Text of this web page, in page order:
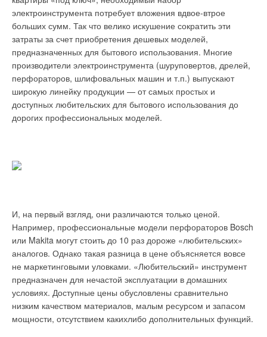
электроинструмента потребует вложения вдвое-втрое
больших сумм. Так что велико искушение сократить эти
затраты за счет приобретения дешевых моделей,
предназначенных для бытового использования. Многие
производители электроинструмента (шуруповертов, дрелей,
перфораторов, шлифовальных машин и т.п.) выпускают
широкую линейку продукции — от самых простых и
доступных любительских для бытового использования до
дорогих профессиональных моделей.
И, на первый взгляд, они различаются только ценой.
Например, профессиональные модели перфораторов Bosch
или Makita могут стоить до 10 раз дороже «любительских»
аналогов. Однако такая разница в цене объясняется вовсе
не маркетинговыми уловками. «Любительский» инструмент
предназначен для нечастой эксплуатации в домашних
условиях. Доступные цены обусловлены сравнительно
низким качеством материалов, малым ресурсом и запасом
мощности, отсутствием какихлибо дополнительных функций.
обеспечивая минимальные затраты на электропотребление
и техническое обслуживание. Поэтому они широко
применяются не только в новом строительстве, но и при
реконструкции и модернизации уже существующих систем.
Например, в аэропорту «Кольцово» (город Екатеринбург)
устаревшее канализационное оборудование было заменено
на КНС Grundfos с резервуаром из стеклопластика,
укомплектованную насосами типа SV.
Станция установлена на магистральном коллекторе и служит
После замены оборудования существенно сократились
затраты на электроэнергию — это связано с тем, что
Благодаря современному оборудованию можно решить
любые проблемы, возникающие в процессе возведения
новых объектов и при реконструкции уже существующих. На
рассмотренном примере можно убедиться, что сегодня у
специалистов есть возможность подобрать техническое
решение, которое будет эффективно справляться с
поставленными задачами, и при этом не потребует
значительных затрат.